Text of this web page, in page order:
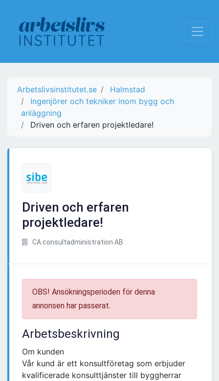
Arbetslivsinstitutet.se
Halmstad
Ingenjörer och tekniker inom bygg och
anläggning
Driven och erfaren projektledare!
Driven och erfaren
projektledare!
CA consultadministration AB
OBS! Ansökningsperioden för denna
annonsen har passerat.
Arbetsbeskrivning
Om kunden
Vår kund är ett konsultföretag som erbjuder
kvalificerade konsulttjänster till byggherrar